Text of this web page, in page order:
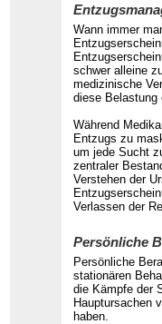
Wann immer
schwer alleine
medizinische
diese Belastung
Während
Entzugs zu
um jede Sucht
zentraler
Verstehen der
Verlassen der
Persönliche
Persönliche
stationären
die Kämpfe der
Hauptursachen
haben.